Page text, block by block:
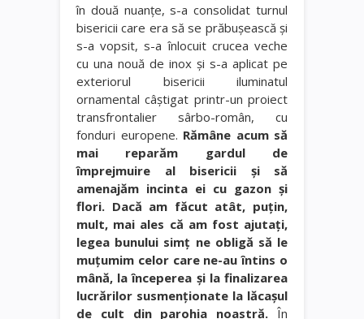
în două nuanţe, s-a consolidat turnul
bisericii care era să se prăbuşească şi
s-a vopsit, s-a înlocuit crucea veche
cu una nouă de inox şi s-a aplicat pe
exteriorul bisericii iluminatul
ornamental câştigat printr-un proiect
transfrontalier sârbo-român, cu
fonduri europene. Rămâne acum să
mai reparăm gardul de
împrejmuire al bisericii şi să
amenajăm incinta ei cu gazon şi
flori. Dacă am făcut atât, puţin,
mult, mai ales că am fost ajutaţi,
legea bunului simţ ne obligă să le
muţumim celor care ne-au întins o
mână, la începerea şi la finalizarea
lucrărilor susmenţionate la lăcaşul
de cult din parohia noastră. În